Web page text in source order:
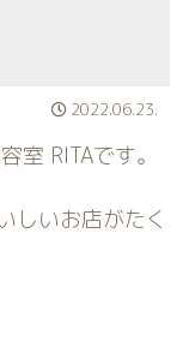
2022.06.23.
室 RITAです。
しいお店がたく